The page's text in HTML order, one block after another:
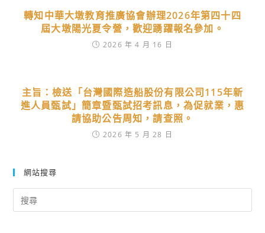
轉知中華大墩教育推廣協會辦理2026年第四十四
屆大墩陽光夏令營，歡迎踴躍報名參加。
2026 年 4 月 16 日
主旨：檢送「台灣國際造船股份有限公司115年新
進人員甄試」簡章暨甄試招考訊息，為促就業，惠
請協助公告周知，請查照。
2026 年 5 月 28 日
網站搜尋
for: